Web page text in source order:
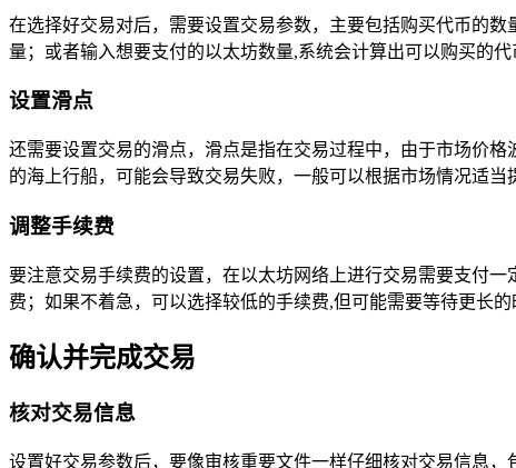
在选择好交易对后，需要设置交易参数，主要包括购买代币的
量；或者输入想要支付的以太坊数量,系统会计算出可以购买的代
设置滑点
还需要设置交易的滑点，滑点是指在交易过程中，由于市场价
的海上行船，可能会导致交易失败，一般可以根据市场情况适
调整手续费
要注意交易手续费的设置，在以太坊网络上进行交易需要支付
费；如果不着急，可以选择较低的手续费,但可能需要等待更长的
确认并完成交易
核对交易信息
设置好交易参数后，要像审核重要文件一样仔细核对交易信息